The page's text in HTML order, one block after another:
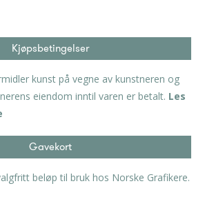
Kjøpsbetingelser
kunst på vegne av kunstneren og
eiendom inntil varen er betalt. Les
Gavekort
beløp til bruk hos Norske Grafikere.